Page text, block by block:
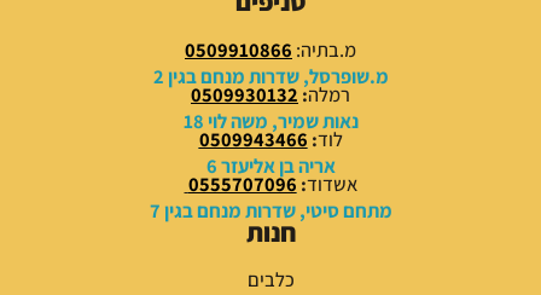
.
0
0
₪
.
0
0
₪
.
מ.בתיה: 0509910866
מ.שופרסל, שדרות מנחם בגין 2
רמלה:
0509930132
נאות שמיר, משה לוי 18
לוד:
0509943466
אריה בן אליעזר 6
אשדוד:
0555707096
מתחם סיטי, שדרות מנחם בגין 7
חנות
כלבים